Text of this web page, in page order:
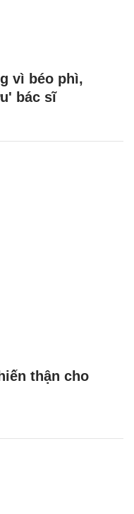
vì béo phì,
bác sĩ
thận cho